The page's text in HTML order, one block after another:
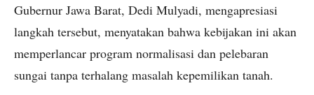
Gubernur Jawa Barat, Dedi Mulyadi, mengapresiasi
langkah tersebut, menyatakan bahwa kebijakan ini akan
memperlancar program normalisasi dan pelebaran
sungai tanpa terhalang masalah kepemilikan tanah.